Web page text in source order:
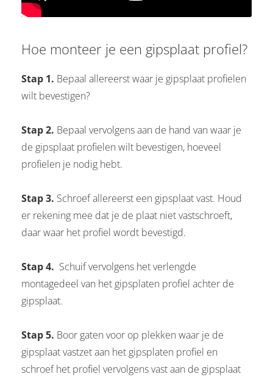
Hoe monteer je een gipsplaat profiel?
Stap 1. Bepaal allereerst waar je gipsplaat profielen
wilt bevestigen?
Stap 2. Bepaal vervolgens aan de hand van waar je
de gipsplaat profielen wilt bevestigen, hoeveel
profielen je nodig hebt.
Stap 3. Schroef allereerst een gipsplaat vast. Houd
er rekening mee dat je de plaat niet vastschroeft,
daar waar het profiel wordt bevestigd.
Stap 4. Schuif vervolgens het verlengde
montagedeel van het gipsplaten profiel achter de
gipsplaat.
Stap 5. Boor gaten voor op plekken waar je de
gipsplaat vastzet aan het gipsplaten profiel en
schroef het profiel vervolgens vast aan de gipsplaat